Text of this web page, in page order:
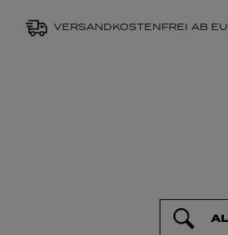
VERSANDKOSTENFREI AB